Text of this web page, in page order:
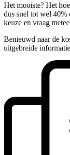
Het mooiste? Het
dus snel tot wel 40%
keuze en vraag
Benieuwd naar de
uitgebreide